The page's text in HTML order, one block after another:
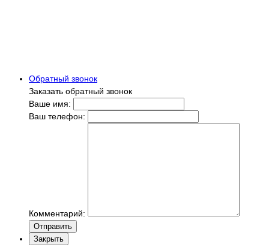
Обратный звонок
Заказать обратный звонок
Ваше имя:
Ваш телефон:
Комментарий:
Отправить
Закрыть